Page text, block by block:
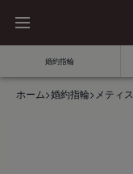
婚約指輪
ホーム>婚約指輪> メティス